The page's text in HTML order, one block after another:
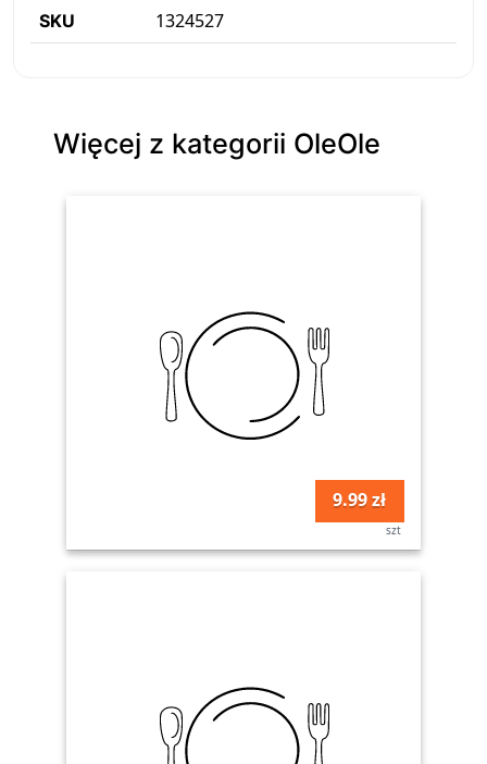
SKU 1324527
Więcej z kategorii OleOle
9.99 zł
szt